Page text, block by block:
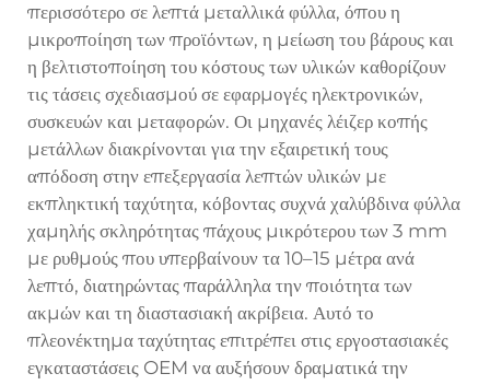
περισσότερο σε λεπτά μεταλλικά φύλλα, όπου η
μικροποίηση των προϊόντων, η μείωση του βάρους και
η βελτιστοποίηση του κόστους των υλικών καθορίζουν
τις τάσεις σχεδιασμού σε εφαρμογές ηλεκτρονικών,
συσκευών και μεταφορών. Οι μηχανές λέιζερ κοπής
μετάλλων διακρίνονται για την εξαιρετική τους
απόδοση στην επεξεργασία λεπτών υλικών με
εκπληκτική ταχύτητα, κόβοντας συχνά χαλύβδινα φύλλα
χαμηλής σκληρότητας πάχους μικρότερου των 3 mm
με ρυθμούς που υπερβαίνουν τα 10–15 μέτρα ανά
λεπτό, διατηρώντας παράλληλα την ποιότητα των
ακμών και τη διαστασιακή ακρίβεια. Αυτό το
πλεονέκτημα ταχύτητας επιτρέπει στις εργοστασιακές
εγκαταστάσεις OEM να αυξήσουν δραματικά την